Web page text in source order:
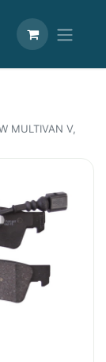
MULTIVAN V,